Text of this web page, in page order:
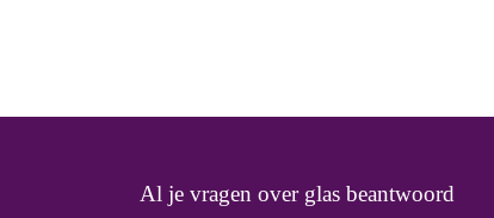
Al je vragen over glas beantwoord